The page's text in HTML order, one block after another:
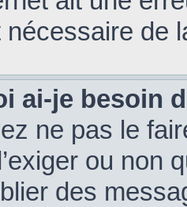
nécessaire de
ai-je besoin
ne pas le
ou non
des